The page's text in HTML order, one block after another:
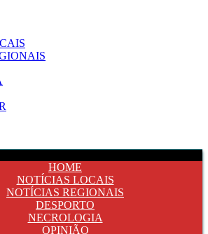
HOME
NOTÍCIAS LOCAIS
NOTÍCIAS REGIONAIS
DESPORTO
NECROLOGIA
OPINIÃO